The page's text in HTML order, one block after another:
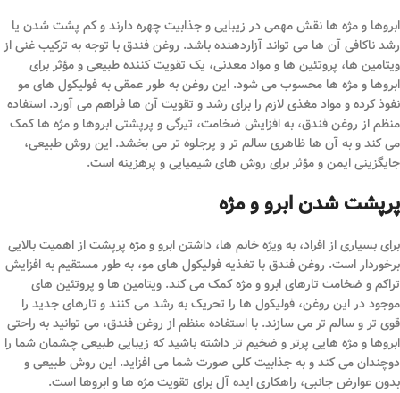
ابروها و مژه ها نقش مهمی در زیبایی و جذابیت چهره دارند و کم پشت شدن یا
رشد ناکافی آن ها می تواند آزاردهنده باشد. روغن فندق با توجه به ترکیب غنی از
ویتامین ها، پروتئین ها و مواد معدنی، یک تقویت کننده طبیعی و مؤثر برای
ابروها و مژه ها محسوب می شود. این روغن به طور عمقی به فولیکول های مو
نفوذ کرده و مواد مغذی لازم را برای رشد و تقویت آن ها فراهم می آورد. استفاده
منظم از روغن فندق، به افزایش ضخامت، تیرگی و پرپشتی ابروها و مژه ها کمک
می کند و به آن ها ظاهری سالم تر و پرجلوه تر می بخشد. این روش طبیعی،
جایگزینی ایمن و مؤثر برای روش های شیمیایی و پرهزینه است.
پرپشت شدن ابرو و مژه
برای بسیاری از افراد، به ویژه خانم ها، داشتن ابرو و مژه پرپشت از اهمیت بالایی
برخوردار است. روغن فندق با تغذیه فولیکول های مو، به طور مستقیم به افزایش
تراکم و ضخامت تارهای ابرو و مژه کمک می کند. ویتامین ها و پروتئین های
موجود در این روغن، فولیکول ها را تحریک به رشد می کنند و تارهای جدید را
قوی تر و سالم تر می سازند. با استفاده منظم از روغن فندق، می توانید به راحتی
ابروها و مژه هایی پرتر و ضخیم تر داشته باشید که زیبایی طبیعی چشمان شما را
دوچندان می کند و به جذابیت کلی صورت شما می افزاید. این روش طبیعی و
بدون عوارض جانبی، راهکاری ایده آل برای تقویت مژه ها و ابروها است.